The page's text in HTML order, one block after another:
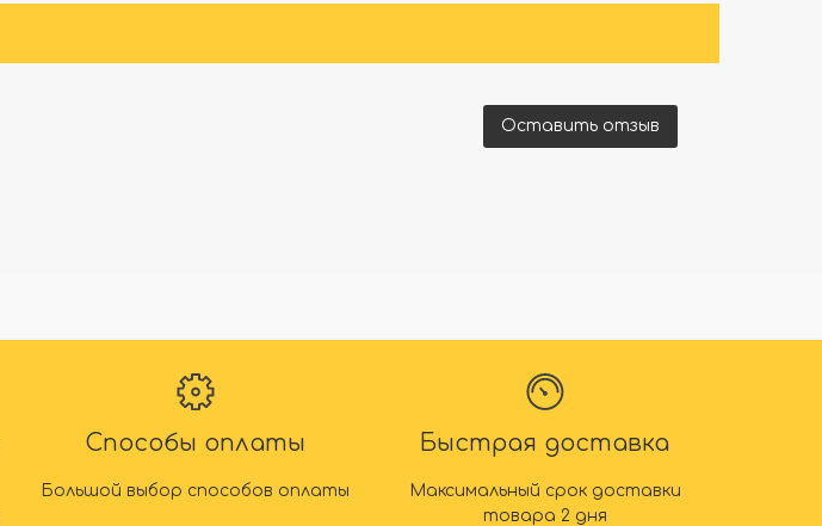
Оставить отзыв
Способы оплаты
Большой выбор способов оплаты
Быстрая доставка
Максимальный срок доставки
товара 2 дня